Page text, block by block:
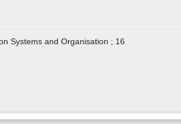
Systems and Organisation ; 16